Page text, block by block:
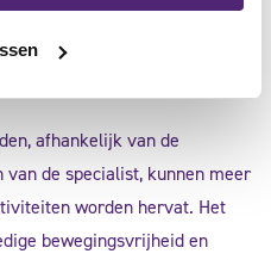
afhankelijk van de
de specialist, kunnen meer
worden hervat. Het
bewegingsvrijheid en